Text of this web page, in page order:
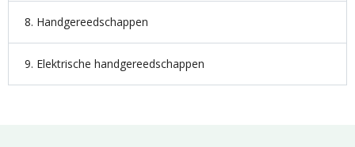
8. Handgereedschappen
9. Elektrische handgereedschappen